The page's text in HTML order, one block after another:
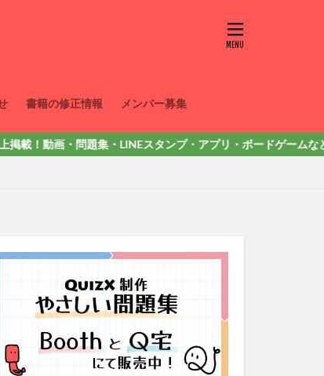
書籍の修正情報 メンバー募集
・LINEスタンプ・アプリ・ボードゲームなど色々出していま